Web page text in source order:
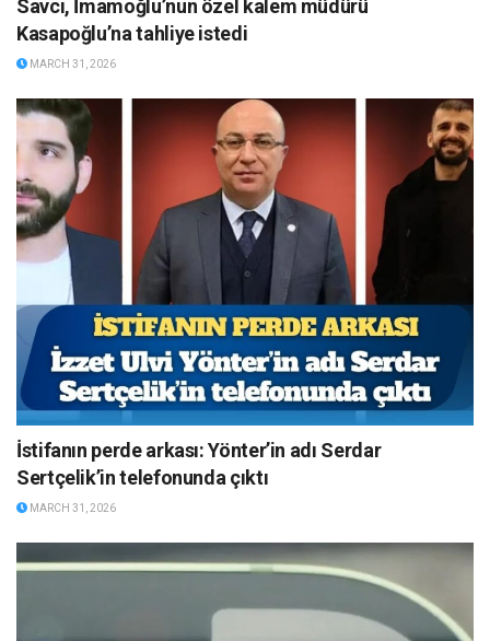
Savcı, İmamoğlu’nun özel kalem müdürü
Kasapoğlu’na tahliye istedi
MARCH 31, 2026
İstifanın perde arkası: Yönter’in adı Serdar
Sertçelik’in telefonunda çıktı
MARCH 31, 2026